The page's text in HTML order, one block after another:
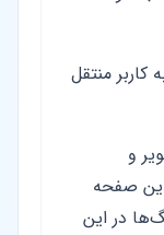
کاربر منتقل
و
این صفحه
رنگ‌ها در این